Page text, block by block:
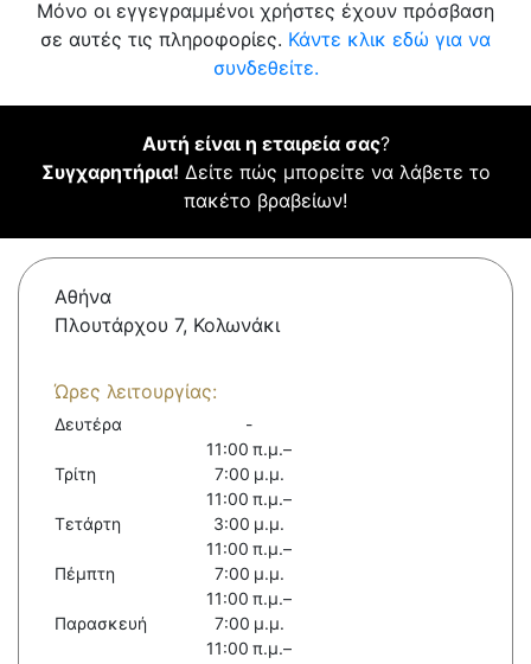
Μόνο οι εγγεγραμμένοι χρήστες έχουν πρόσβαση
σε αυτές τις πληροφορίες. Κάντε κλικ εδώ για να
συνδεθείτε.
Αυτή είναι η εταιρεία σας?
Συγχαρητήρια! Δείτε πώς μπορείτε να λάβετε το
πακέτο βραβείων!
Αθήνα
Πλουτάρχου 7, Κολωνάκι
Ώρες λειτουργίας:
Δευτέρα -
Τρίτη
11:00 π.μ.–
7:00 μ.μ.
Τετάρτη
11:00 π.μ.–
3:00 μ.μ.
Πέμπτη
11:00 π.μ.–
7:00 μ.μ.
Παρασκευή
11:00 π.μ.–
7:00 μ.μ.
11:00 π.μ.–